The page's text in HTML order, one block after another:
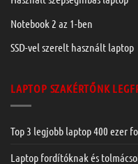
Notebook 2 az 1-ben
SSD-vel szerelt használt laptop
LAPTOP SZAKÉRTŐNK
Top 3 legjobb laptop 400 ezer
Laptop fordítóknak és